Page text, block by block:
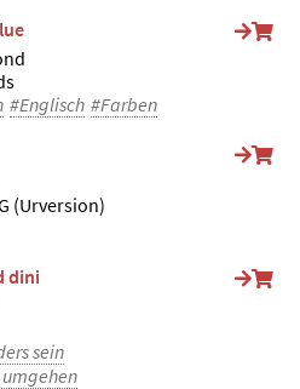
#Englisch #Farben
(Urversion)
dini
sein